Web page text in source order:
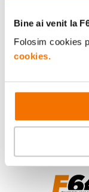
Bine ai venit la
Folosim cookies
cookies.
Comenzi si
+40 21 270
Program de
Showroom
Bd-ul Unirii